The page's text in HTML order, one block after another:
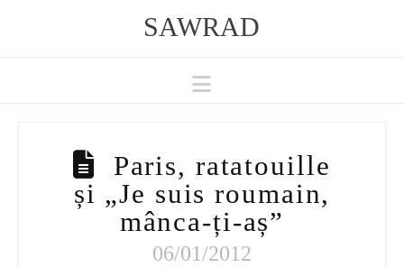
SAWRAD
Navigation
Paris, ratatouille
și „Je suis roumain,
mânca-ți-aș”
06/01/2012